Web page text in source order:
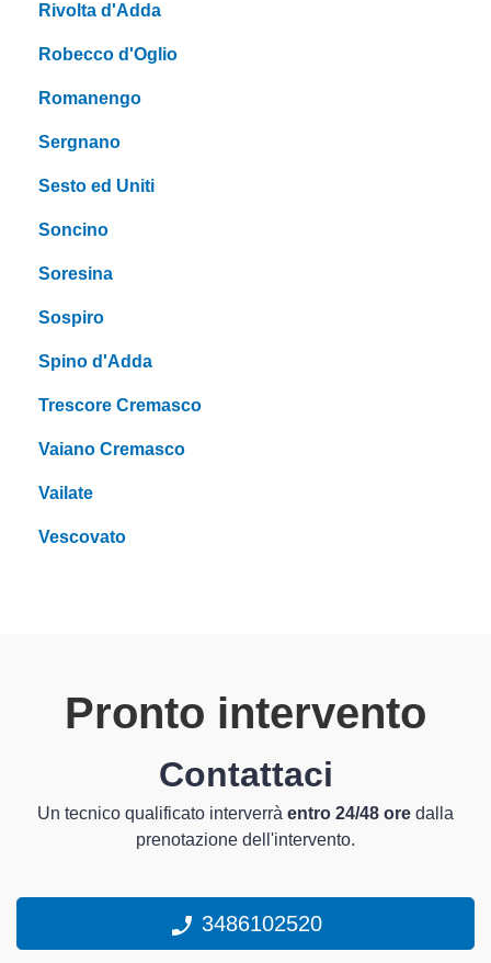
Rivolta d'Adda
Robecco d'Oglio
Romanengo
Sergnano
Sesto ed Uniti
Soncino
Soresina
Sospiro
Spino d'Adda
Trescore Cremasco
Vaiano Cremasco
Vailate
Vescovato
Pronto intervento
Contattaci
Un tecnico qualificato interverrà entro 24/48 ore dalla
prenotazione dell'intervento.
3486102520